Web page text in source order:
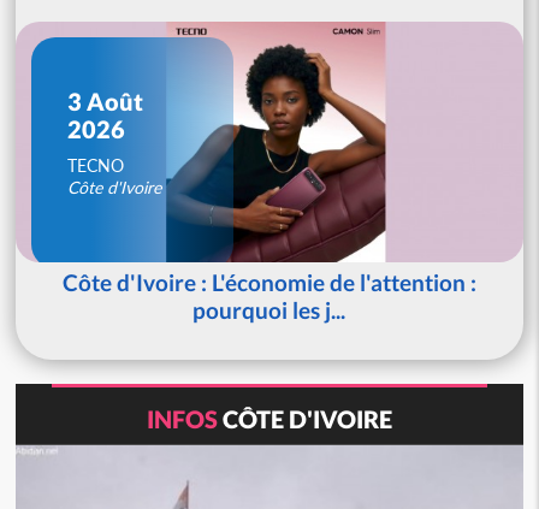
3 Août
2026
TECNO
Côte d'Ivoire
Côte d'Ivoire : L'économie de l'attention :
pourquoi les j...
INFOSCÔTE D'IVOIRE